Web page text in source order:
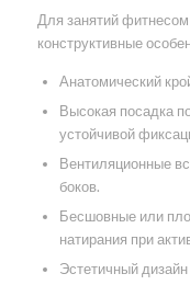
Для занятий фитнесом
конструктивные
Анатомический
Высокая посадка
устойчивой
Вентиляционные
боков.
Бесшовные или
натирания при
Эстетичный